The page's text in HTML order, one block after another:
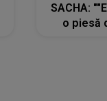
SACHA:
o piesă